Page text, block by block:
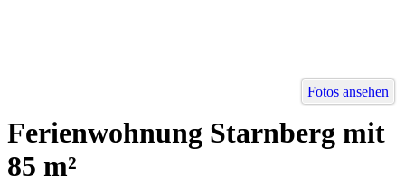
Fotos ansehen
Ferienwohnung Starnberg mit
85 m²